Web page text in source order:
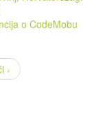
o CodeMobu
›